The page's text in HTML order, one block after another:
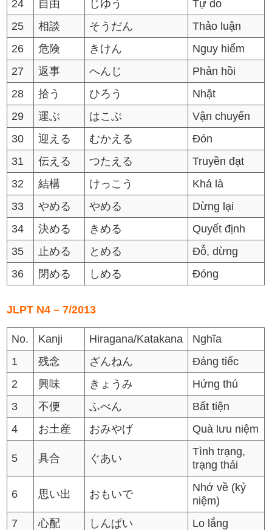
24 自由 じゆう
Tự do
25
相談 そうだん
Thảo luận
26
危険 きけん
Nguy hiểm
27
返事 へんじ
Phản hồi
28
拾う ひろう
Nhặt
29
運ぶ はこぶ
Vận chuyển
30
迎える むかえる
Đón
31
伝える つたえる
Truyền đạt
32
結構 けっこう
Khá là
33
やめる やめる
Dừng lại
34
決める きめる
Quyết định
35
止める とめる
Đỗ, dừng
36
閉める しめる Đóng
JLPT N4 – 7/2013
No. Kanji Hiragana/Katakana
Nghĩa
1
残念 ざんねん
Đáng tiếc
2
興味 きょうみ
Hứng thú
3
不便 ふべん
Bất tiện
4
お土産 おみやげ Quà lưu niệm
5 具合 ぐあい
Tình trạng,
trạng thái
6 思い出 おもいで
Nhớ về (kỷ
niệm)
7
心配 しんぱい
Lo lắng